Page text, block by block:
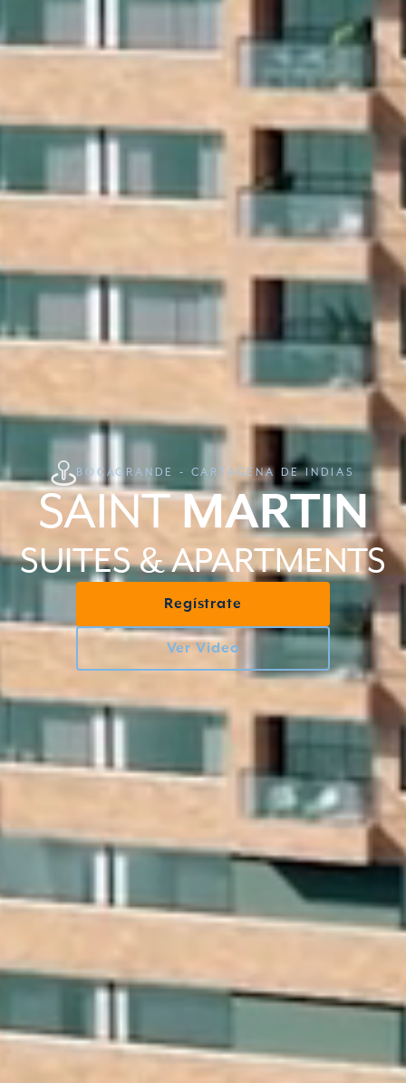
BOCAGRANDE - CARTAGENA DE INDIAS
SAINTMARTIN
SUITES & APARTMENTS
Regístrate
Ver Video